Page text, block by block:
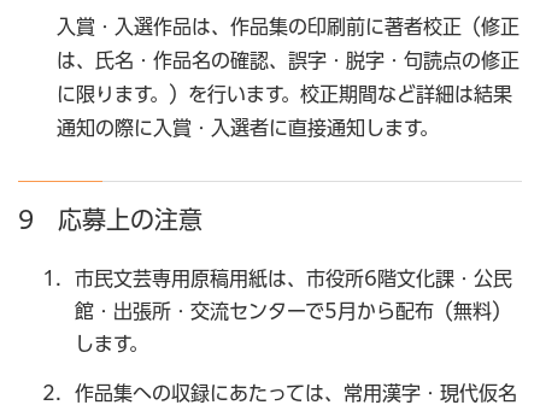
入賞・入選作品は、作品集の印刷前に著者校正（修正
は、氏名・作品名の確認、誤字・脱字・句読点の修正
に限ります。）を行います。校正期間など詳細は結果
通知の際に入賞・入選者に直接通知します。
9 応募上の注意
市民文芸専用原稿用紙は、市役所6階文化課・公民
館・出張所・交流センターで5月から配布（無料）
します。
作品集への収録にあたっては、常用漢字・現代仮名